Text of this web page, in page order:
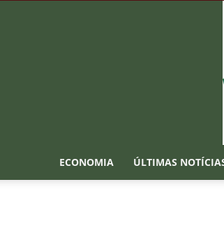
ECONOMIA ÚLTIMAS